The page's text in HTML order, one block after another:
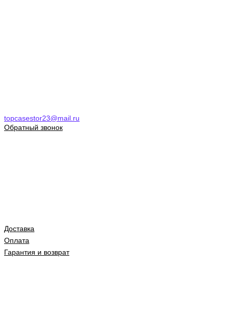
topcasestor23@mail.ru
Обратный звонок
Доставка
Оплата
Гарантия и возврат